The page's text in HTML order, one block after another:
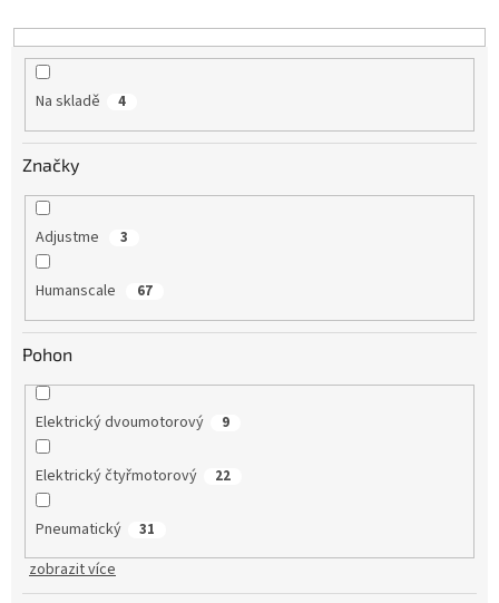
Na skladě 4
Značky
Adjustme 3
Humanscale 67
Pohon
Elektrický dvoumotorový 9
Elektrický čtyřmotorový 22
Pneumatický 31
zobrazit více